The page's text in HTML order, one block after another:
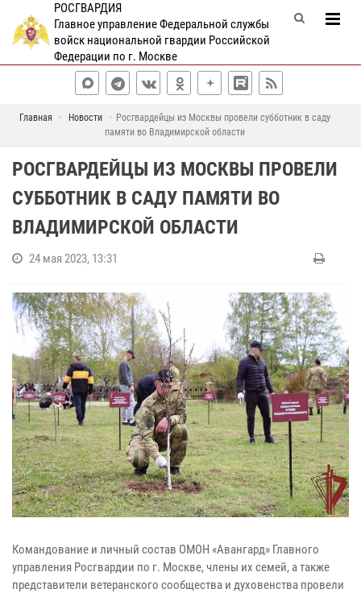
РОСГВАРДИЯ
Главное управление Федеральной службы
войск национальной гвардии Российской
Федерации по г. Москве
Главная Новости
Росгвардейцы из Москвы провели субботник в саду
памяти во Владимирской области
РОСГВАРДЕЙЦЫ ИЗ МОСКВЫ ПРОВЕЛИ
СУББОТНИК В САДУ ПАМЯТИ ВО
ВЛАДИМИРСКОЙ ОБЛАСТИ
24 мая 2023, 13:31
Командование и личный состав ОМОН «Авангард» Главного
управления Росгвардии по г. Москве, члены их семей, а также
представители ветеранского сообщества и духовенства провели